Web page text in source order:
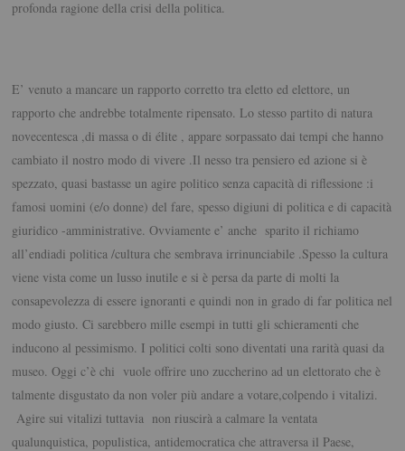
profonda ragione della crisi della politica.
E’ venuto a mancare un rapporto corretto tra eletto ed elettore, un
rapporto che andrebbe totalmente ripensato. Lo stesso partito di natura
novecentesca ,di massa o di élite , appare sorpassato dai tempi che hanno
cambiato il nostro modo di vivere .Il nesso tra pensiero ed azione si è
spezzato, quasi bastasse un agire politico senza capacità di riflessione :i
famosi uomini (e/o donne) del fare, spesso digiuni di politica e di capacità
giuridico -amministrative. Ovviamente e’ anche sparito il richiamo
all’endiadi politica /cultura che sembrava irrinunciabile .Spesso la cultura
viene vista come un lusso inutile e si è persa da parte di molti la
consapevolezza di essere ignoranti e quindi non in grado di far politica nel
modo giusto. Ci sarebbero mille esempi in tutti gli schieramenti che
inducono al pessimismo. I politici colti sono diventati una rarità quasi da
museo. Oggi c’è chi vuole offrire uno zuccherino ad un elettorato che è
talmente disgustato da non voler più andare a votare,colpendo i vitalizi.
Agire sui vitalizi tuttavia non riuscirà a calmare la ventata
qualunquistica, populistica, antidemocratica che attraversa il Paese,